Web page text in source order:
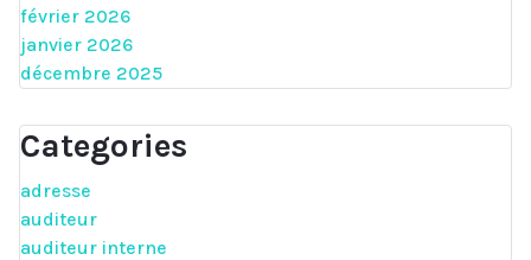
février 2026
janvier 2026
décembre 2025
Categories
adresse
auditeur
auditeur interne